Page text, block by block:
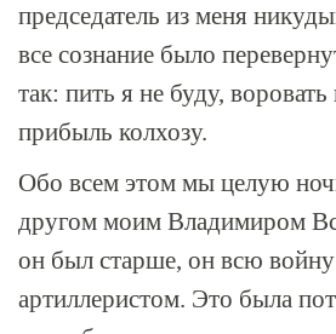
председатель из меня
все сознание было
так: пить я не буду,
прибыль колхозу.
Обо всем этом мы целую
другом моим Владимиром
он был старше, он всю
артиллеристом. Это была